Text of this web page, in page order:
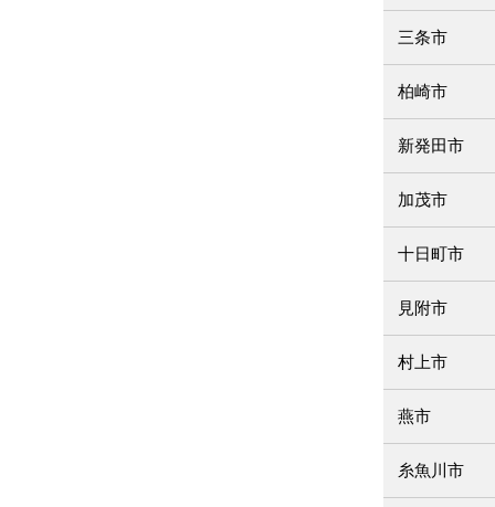
三条市
柏崎市
新発田市
加茂市
十日町市
見附市
村上市
燕市
糸魚川市